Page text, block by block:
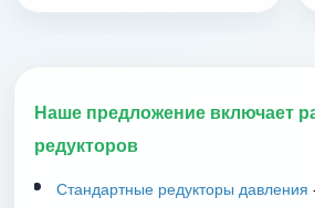
Наше предложение включает
редукторов
Стандартные редукторы давления